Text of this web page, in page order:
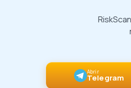
RiskScanner revisa cripto y monederos con análisis AML y KYT, scoring de
Abrir
Telegram